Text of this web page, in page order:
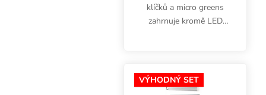
klíčků a micro greens
zahrnuje kromě LED
56x28x3 cm (z toho 1 s
drenáží) a pěstební
VÝHODNÝ SET